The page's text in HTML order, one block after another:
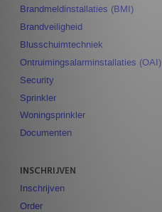
Brandmeldinstallaties (BMI)
Brandveiligheid
Blusschuimtechniek
Ontruimingsalarminstallaties (OAI)
Security
Sprinkler
Woningsprinkler
Documenten
INSCHRIJVEN
Inschrijven
Order